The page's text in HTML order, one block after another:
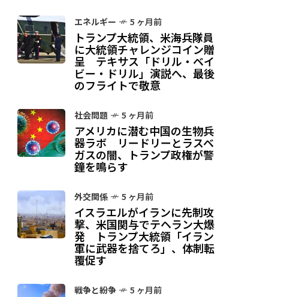
エネルギー 5 ヶ月前
トランプ大統領、米海兵隊員
に大統領チャレンジコイン贈
呈 テキサス「ドリル・ベイ
ビー・ドリル」演説へ、最後
のフライトで敬意
社会問題 5 ヶ月前
アメリカに潜む中国の生物兵
器ラボ リードリーとラスベ
ガスの闇、トランプ政権が警
鐘を鳴らす
外交関係 5 ヶ月前
イスラエルがイランに先制攻
撃、米国関与でテヘラン大爆
発 トランプ大統領「イラン
軍に武器を捨てろ」、体制転
覆促す
戦争と紛争 5 ヶ月前